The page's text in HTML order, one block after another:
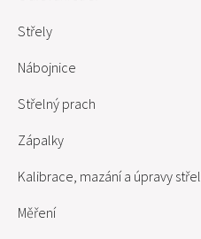
Střely
Nábojnice
Střelný prach
Zápalky
Kalibrace, mazání a úpravy střel
Měření